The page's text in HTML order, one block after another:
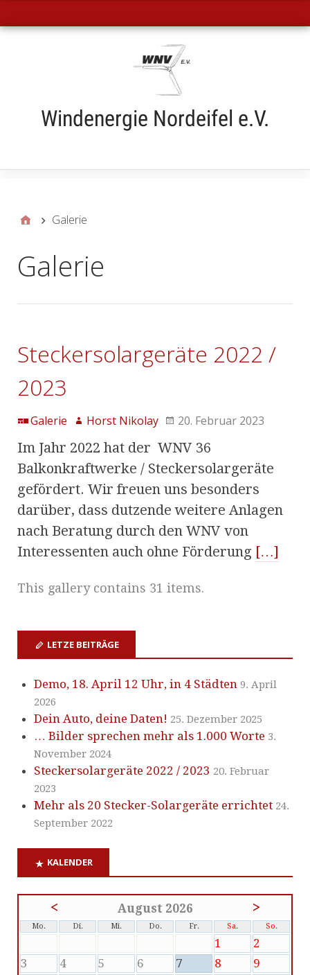
Windenergie Nordeifel e.V.
Galerie
Galerie
Steckersolargeräte 2022 /
2023
Galerie Horst Nikolay 20. Februar 2023
Im Jahr 2022 hat der WNV 36
Balkonkraftwerke / Steckersolargeräte
gefördert. Wir freuen uns besonders
darüber, dass dutzende weitere Anlagen
nach Beratung durch den WNV von
Interessenten auch ohne Förderung […]
This gallery contains 31 items.
LETZE BEITRÄGE
Demo, 18. April 12 Uhr, in 4 Städten 9. April
2026
Dein Auto, deine Daten! 25. Dezember 2025
… Bilder sprechen mehr als 1.000 Worte 3.
November 2024
Steckersolargeräte 2022 / 2023 20. Februar
2023
Mehr als 20 Stecker-Solargeräte errichtet 24.
September 2022
KALENDER
< August 2026 >
Mo. Di. Mi. Do. Fr. Sa. So.
1
2
3
4 5 6 7 8
9